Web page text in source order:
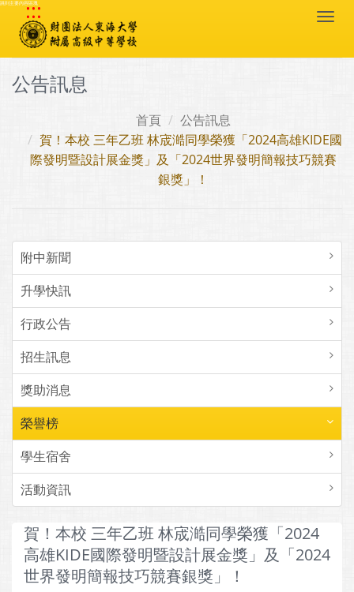
跳到主要內容區塊
:::
公告訊息
首頁
公告訊息
賀！本校 三年乙班 林宬澔同學榮獲「2024高雄KIDE國
際發明暨設計展金獎」及「2024世界發明簡報技巧競賽
銀獎」！
附中新聞
升學快訊
行政公告
招生訊息
獎助消息
榮譽榜
學生宿舍
活動資訊
賀！本校 三年乙班 林宬澔同學榮獲「2024
高雄KIDE國際發明暨設計展金獎」及「2024
世界發明簡報技巧競賽銀獎」！